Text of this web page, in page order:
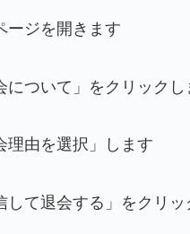
ージを開きます
について」をクリックし
理由を選択」します
して退会する」をクリッ